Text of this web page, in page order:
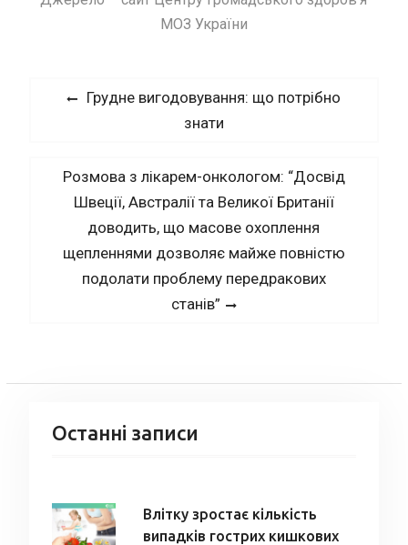
МОЗ України
Навігація
Previous
Грудне вигодовування: що потрібно
знати
Next
post:
Розмова з лікарем-онкологом: “Досвід
Швеції, Австралії та Великої Британії
доводить, що масове охоплення
щепленнями дозволяє майже повністю
подолати проблему передракових
станів”
Останні записи
Влітку зростає кількість
випадків гострих кишкових